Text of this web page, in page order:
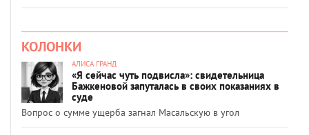
КОЛОНКИ
АЛИСА ГРАНД
«Я сейчас чуть подвисла»: свидетельница
Бажкеновой запуталась в своих показаниях в
суде
Вопрос о сумме ущерба загнал Масальскую в угол